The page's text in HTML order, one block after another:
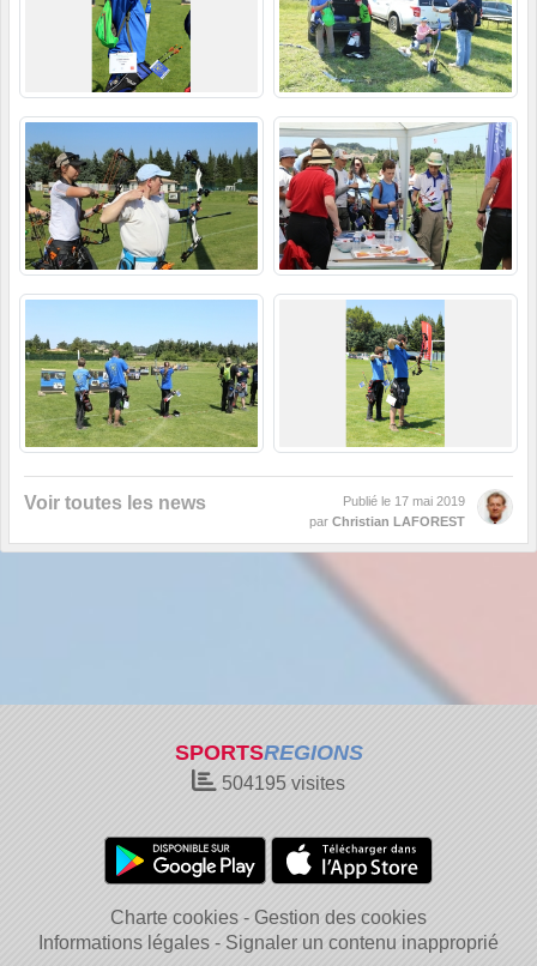
Voir toutes les news Publié le 17 mai 2019
par Christian LAFOREST
SPORTSREGIONS
504195 visites
Charte cookies
Gestion des cookies
Informations légales
Signaler un contenu inapproprié